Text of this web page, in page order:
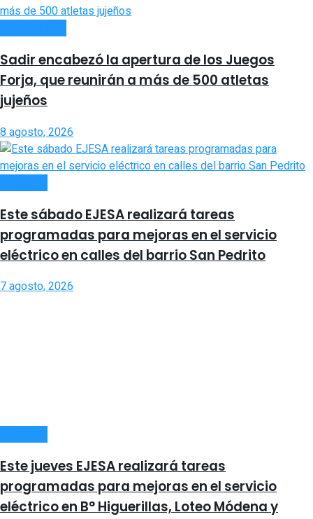
Sadir encabezó la apertura de los Juegos
Forja, que reunirán a más de 500 atletas
jujeños
8 agosto, 2026
Este sábado EJESA realizará tareas
programadas para mejoras en el servicio
eléctrico en calles del barrio San Pedrito
7 agosto, 2026
Este jueves EJESA realizará tareas
programadas para mejoras en el servicio
eléctrico en B° Higuerillas, Loteo Módena y